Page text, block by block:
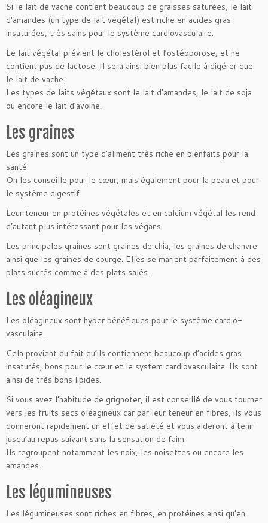
Si le lait de vache contient beaucoup de graisses saturées, le lait
d’amandes (un type de lait végétal) est riche en acides gras
insaturées, très sains pour le système cardiovasculaire.
Le lait végétal prévient le cholestérol et l’ostéoporose, et ne
contient pas de lactose. Il sera ainsi bien plus facile à digérer que
le lait de vache.
Les types de laits végétaux sont le lait d’amandes, le lait de soja
ou encore le lait d’avoine.
Les graines
Les graines sont un type d’aliment très riche en bienfaits pour la
santé.
On les conseille pour le cœur, mais également pour la peau et pour
le système digestif.
Leur teneur en protéines végétales et en calcium végétal les rend
d’autant plus intéressant pour les végans.
Les principales graines sont graines de chia, les graines de chanvre
ainsi que les graines de courge. Elles se marient parfaitement à des
plats sucrés comme à des plats salés.
Les oléagineux
Les oléagineux sont hyper bénéfiques pour le système cardio-
vasculaire.
Cela provient du fait qu’ils contiennent beaucoup d’acides gras
insaturés, bons pour le cœur et le system cardiovasculaire. Ils sont
ainsi de très bons lipides.
Si vous avez l’habitude de grignoter, il est conseillé de vous tourner
vers les fruits secs oléagineux car par leur teneur en fibres, ils vous
donneront rapidement un effet de satiété et vous aideront à tenir
jusqu’au repas suivant sans la sensation de faim.
Ils regroupent notamment les noix, les noisettes ou encore les
amandes.
Les légumineuses
Les légumineuses sont riches en fibres, en protéines ainsi qu’en